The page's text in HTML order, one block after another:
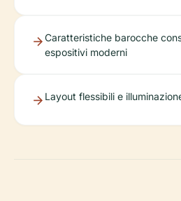
Caratteristiche barocche
espositivi moderni
Layout flessibili e